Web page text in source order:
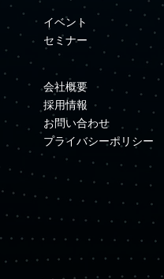
イベント
セミナー
会社概要
採用情報
お問い合わせ
プライバシーポリシー